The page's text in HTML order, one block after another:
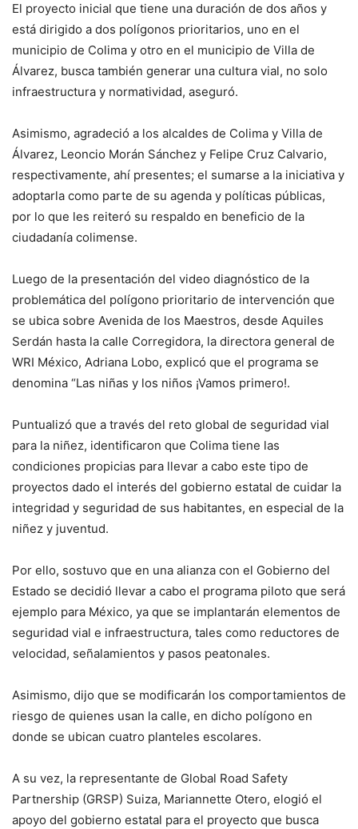
El proyecto inicial que tiene una duración de dos años y
está dirigido a dos polígonos prioritarios, uno en el
municipio de Colima y otro en el municipio de Villa de
Álvarez, busca también generar una cultura vial, no solo
infraestructura y normatividad, aseguró.
Asimismo, agradeció a los alcaldes de Colima y Villa de
Álvarez, Leoncio Morán Sánchez y Felipe Cruz Calvario,
respectivamente, ahí presentes; el sumarse a la iniciativa y
adoptarla como parte de su agenda y políticas públicas,
por lo que les reiteró su respaldo en beneficio de la
ciudadanía colimense.
Luego de la presentación del video diagnóstico de la
problemática del polígono prioritario de intervención que
se ubica sobre Avenida de los Maestros, desde Aquiles
Serdán hasta la calle Corregidora, la directora general de
WRI México, Adriana Lobo, explicó que el programa se
denomina “Las niñas y los niños ¡Vamos primero!.
Puntualizó que a través del reto global de seguridad vial
para la niñez, identificaron que Colima tiene las
condiciones propicias para llevar a cabo este tipo de
proyectos dado el interés del gobierno estatal de cuidar la
integridad y seguridad de sus habitantes, en especial de la
niñez y juventud.
Por ello, sostuvo que en una alianza con el Gobierno del
Estado se decidió llevar a cabo el programa piloto que será
ejemplo para México, ya que se implantarán elementos de
seguridad vial e infraestructura, tales como reductores de
velocidad, señalamientos y pasos peatonales.
Asimismo, dijo que se modificarán los comportamientos de
riesgo de quienes usan la calle, en dicho polígono en
donde se ubican cuatro planteles escolares.
A su vez, la representante de Global Road Safety
Partnership (GRSP) Suiza, Mariannette Otero, elogió el
apoyo del gobierno estatal para el proyecto que busca